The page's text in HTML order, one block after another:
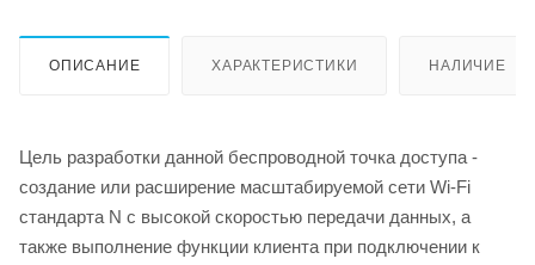
ОПИСАНИЕ ХАРАКТЕРИСТИКИ НАЛИЧИЕ
Цель разработки данной беспроводной точка доступа -
создание или расширение масштабируемой сети Wi-Fi
стандарта N с высокой скоростью передачи данных, а
также выполнение функции клиента при подключении к